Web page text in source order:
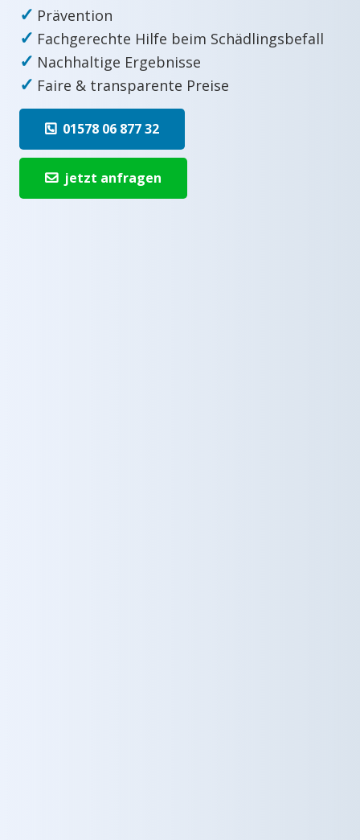
✓ Prävention
✓ Fachgerechte Hilfe beim Schädlingsbefall
✓ Nachhaltige Ergebnisse
✓ Faire & transparente Preise
01578 06 877 32
jetzt anfragen